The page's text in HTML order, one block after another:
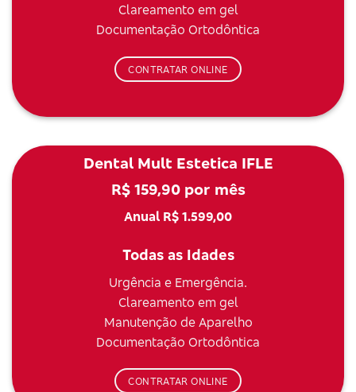
Clareamento em gel
Documentação Ortodôntica
CONTRATAR ONLINE
Dental Mult Estetica IFLE
R$ 159,90 por mês
Anual R$ 1.599,00
Todas as Idades
Urgência e Emergência.
Clareamento em gel
Manutenção de Aparelho
Documentação Ortodôntica
CONTRATAR ONLINE